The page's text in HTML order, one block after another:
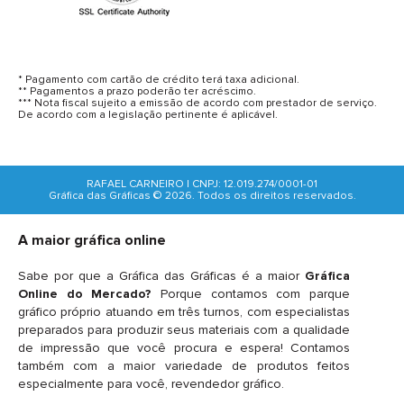
* Pagamento com cartão de crédito terá taxa adicional.
** Pagamentos a prazo poderão ter acréscimo.
*** Nota fiscal sujeito a emissão de acordo com prestador de serviço.
De acordo com a legislação pertinente é aplicável.
RAFAEL CARNEIRO | CNPJ: 12.019.274/0001-01
Gráfica das Gráficas © 2026. Todos os direitos reservados.
A maior gráfica online
Sabe por que a Gráfica das Gráficas é a maior Gráfica
Online do Mercado? Porque contamos com parque
gráfico próprio atuando em três turnos, com especialistas
preparados para produzir seus materiais com a qualidade
de impressão que você procura e espera! Contamos
também com a maior variedade de produtos feitos
especialmente para você, revendedor gráfico.